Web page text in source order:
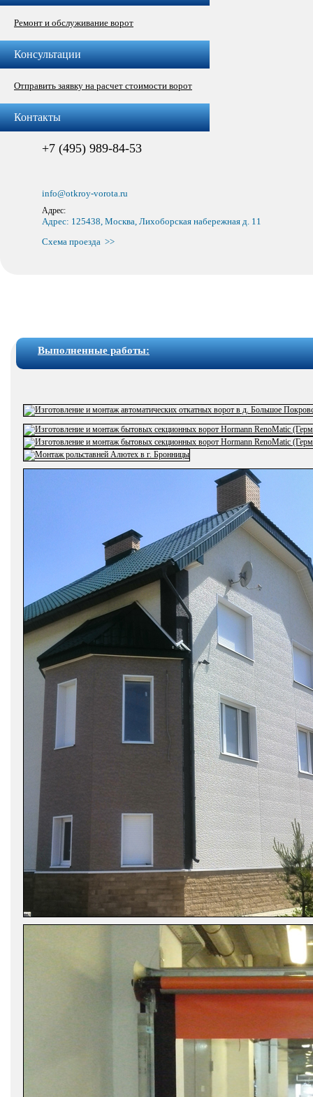
Ремонт и обслуживание ворот
Консультации
Отправить заявку на расчет стоимости ворот
Контакты
+7 (495) 989-84-53
info@otkroy-vorota.ru
Адрес:
Адрес: 125438, Москва, Лихоборская набережная д. 11
Схема проезда >>
Выполненные работы: